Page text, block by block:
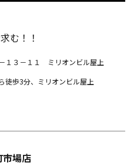
む！！
１３－１１ ミリオンビル屋上
徒歩3分、ミリオンビル屋上
市場店